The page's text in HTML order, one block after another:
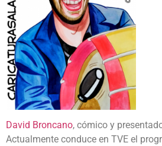
David Broncano, cómico y
Actualmente conduce en TVE el